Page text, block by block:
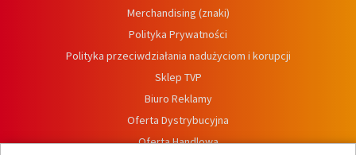
Merchandising (znaki)
Polityka Prywatności
Polityka przeciwdziałania nadużyciom i korupcji
Sklep TVP
Biuro Reklamy
Oferta Dystrybucyjna
Oferta Handlowa